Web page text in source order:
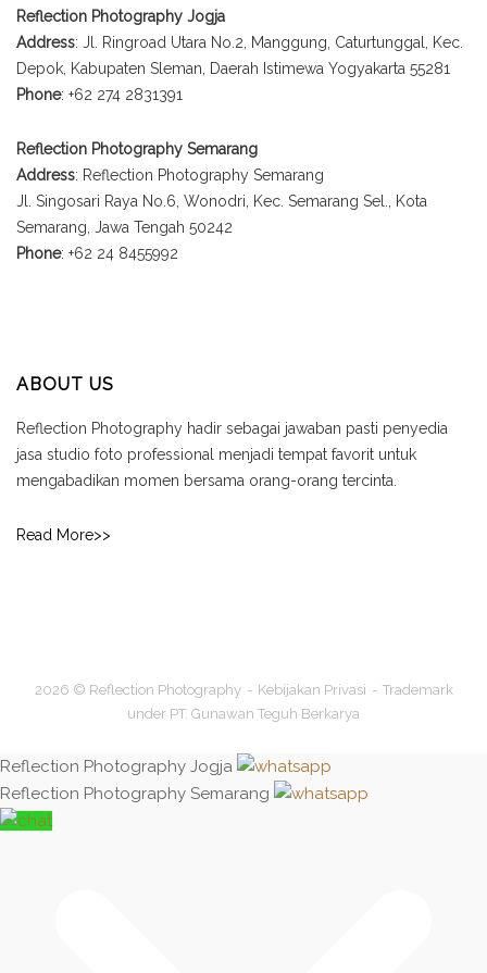
Reflection Photography Jogja
Address: Jl. Ringroad Utara No.2, Manggung, Caturtunggal, Kec.
Depok, Kabupaten Sleman, Daerah Istimewa Yogyakarta 55281
Phone: +62 274 2831391
Reflection Photography Semarang
Address: Reflection Photography Semarang
Jl. Singosari Raya No.6, Wonodri, Kec. Semarang Sel., Kota
Semarang, Jawa Tengah 50242
Phone: +62 24 8455992
ABOUT US
Reflection Photography hadir sebagai jawaban pasti penyedia
jasa studio foto professional menjadi tempat favorit untuk
mengabadikan momen bersama orang-orang tercinta.
Read More>>
2026 © Reflection Photography Kebijakan Privasi
Trademark
under PT. Gunawan Teguh Berkarya
Reflection Photography Jogja
Reflection Photography Semarang